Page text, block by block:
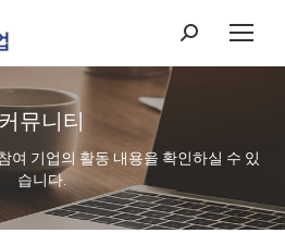
Search:
커뮤니티
여 기업의 활동 내용을 확인하실 수 있
습니다.